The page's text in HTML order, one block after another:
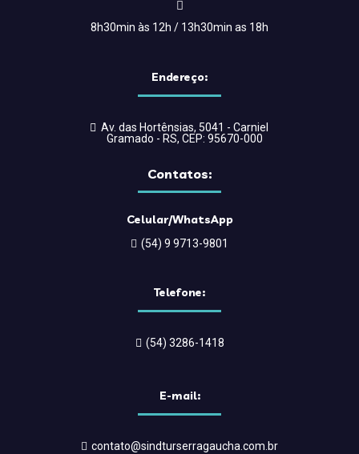
8h30min às 12h / 13h30min as 18h
Endereço:
Av. das Hortênsias, 5041 - Carniel
Gramado - RS, CEP: 95670-000
Contatos:
Celular/WhatsApp
(54) 9 9713-9801
Telefone:
(54) 3286-1418
E-mail:
contato@sindturserragaucha.com.br